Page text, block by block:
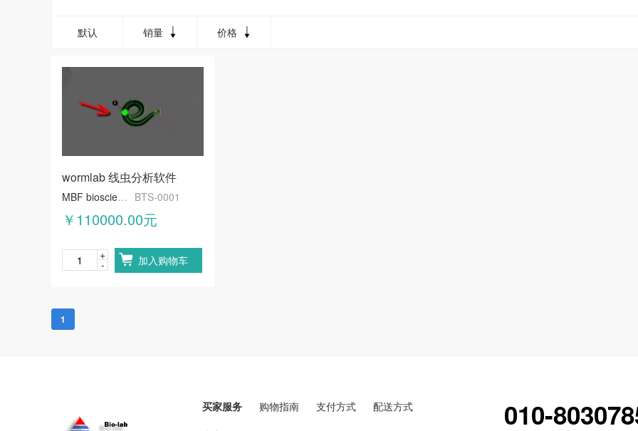
默认 销量 价格
wormlab 线虫分析软件
MBF bioscience BTS-0001
￥110000.00元
-
+ 加入购物车
1
买家服务 购物指南 支付方式 配送方式 010-